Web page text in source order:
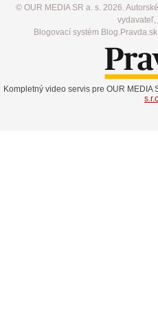
© OUR MEDIA SR a. s. 2026.
vydavateľ,
Blogovací systém
Kompletný video servis pre OUR MEDIA